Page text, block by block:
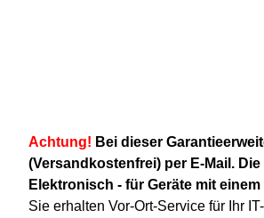
Achtung! Bei dieser
(Versandkostenfrei) per E-Mail.
Elektronisch - für Geräte mit
Sie erhalten Vor-Ort-Service für Ihr